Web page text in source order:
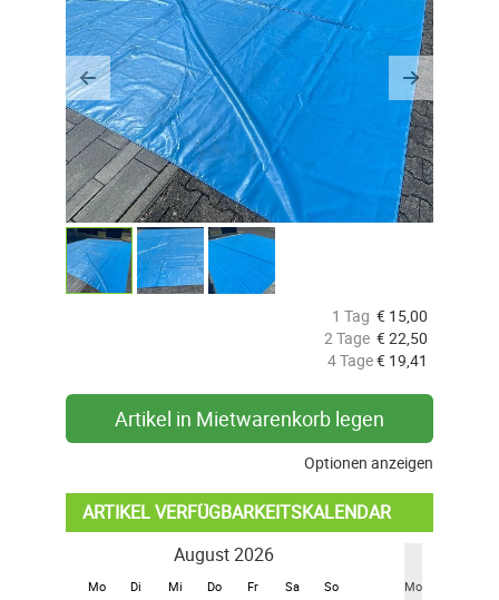
Previous Next
1 Tag € 15,00
2 Tage €22,50
4 Tage€ 19,41
Artikel in Mietwarenkorb legen
Optionen anzeigen
ARTIKEL VERFÜGBARKEITSKALENDAR
August 2026
Mo Di Mi Do Fr Sa So Mo